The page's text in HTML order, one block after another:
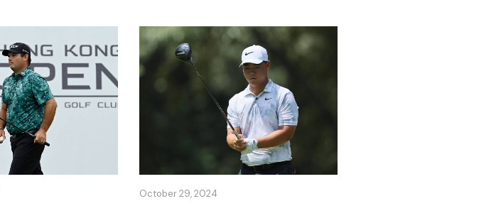
October 29, 2024